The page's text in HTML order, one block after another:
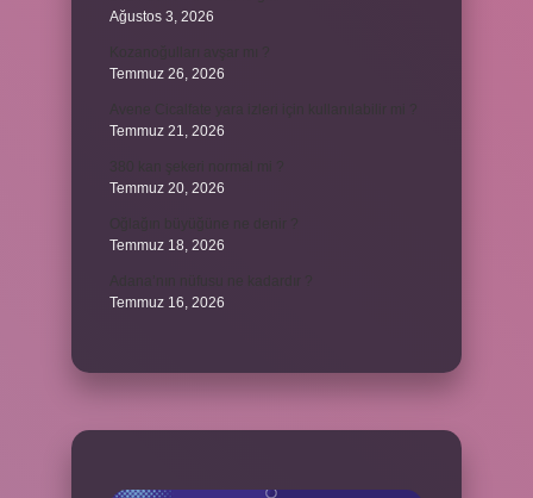
Ağustos 3, 2026
Temmuz 26, 2026
Temmuz 21, 2026
Temmuz 20, 2026
Temmuz 18, 2026
Temmuz 16, 2026